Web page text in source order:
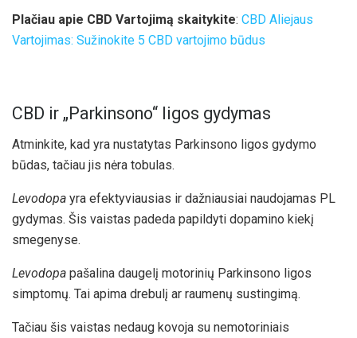
Plačiau apie CBD Vartojimą skaitykite: CBD Aliejaus
Vartojimas: Sužinokite 5 CBD vartojimo būdus
CBD ir „Parkinsono“ ligos gydymas
Atminkite, kad yra nustatytas Parkinsono ligos gydymo
būdas, tačiau jis nėra tobulas.
Levodopa yra efektyviausias ir dažniausiai naudojamas PL
gydymas. Šis vaistas padeda papildyti dopamino kiekį
smegenyse.
Levodopa pašalina daugelį motorinių Parkinsono ligos
simptomų. Tai apima drebulį ar raumenų sustingimą.
Tačiau šis vaistas nedaug kovoja su nemotoriniais